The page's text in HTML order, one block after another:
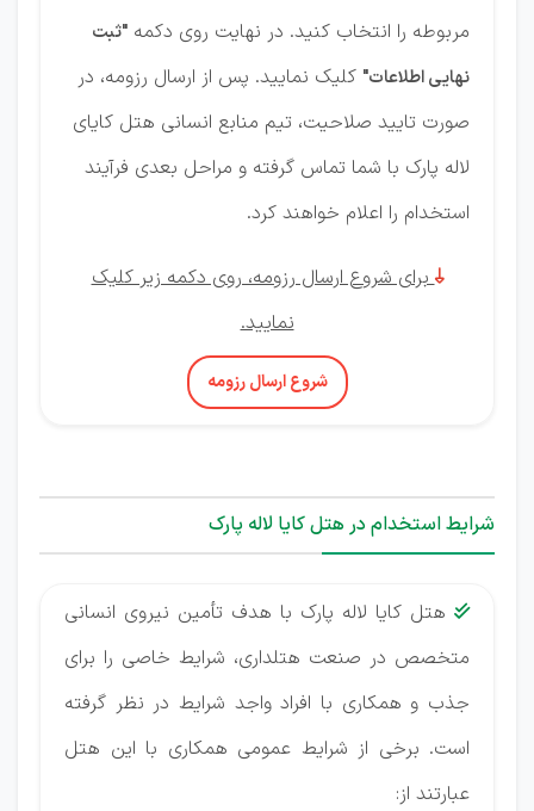
مربوطه را انتخاب کنید. در نهایت روی دکمه "ثبت
نهایی اطلاعات" کلیک نمایید. پس از ارسال رزومه، در
صورت تایید صلاحیت، تیم منابع انسانی هتل کایای
لاله پارک با شما تماس گرفته و مراحل بعدی فرآیند
استخدام را اعلام خواهند کرد.
برای شروع ارسال رزومه، روی دکمه زیر کلیک
نمایید.
شروع ارسال رزومه
شرایط استخدام در هتل کایا لاله پارک
 هتل کایا لاله پارک با هدف تأمین نیروی انسانی
متخصص در صنعت هتلداری، شرایط خاصی را برای
جذب و همکاری با افراد واجد شرایط در نظر گرفته
است. برخی از شرایط عمومی همکاری با این هتل
عبارتند از: